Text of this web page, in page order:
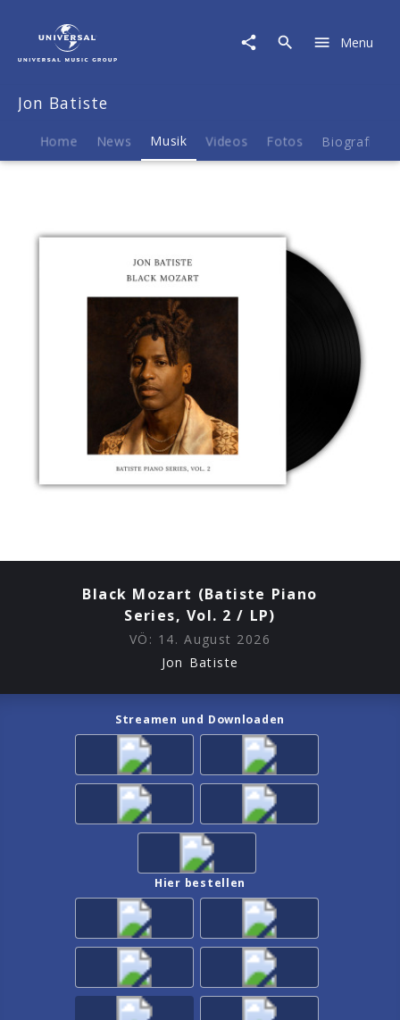
Musik
Black
(Batiste
Piano
Menu
Jon Batiste
Home News Musik Videos Fotos Biografie
Black Mozart (Batiste Piano
Series, Vol. 2 / LP)
VÖ: 14. August 2026
Jon Batiste
Streamen und Downloaden
Hier bestellen